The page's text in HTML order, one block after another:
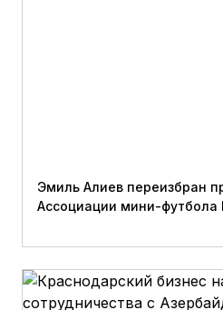
Эмиль Алиев переизбран
Ассоциации мини-футбола